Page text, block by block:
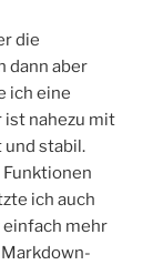
die
dann aber
ich eine
ist nahezu mit
stabil.
ich auch
einfach mehr